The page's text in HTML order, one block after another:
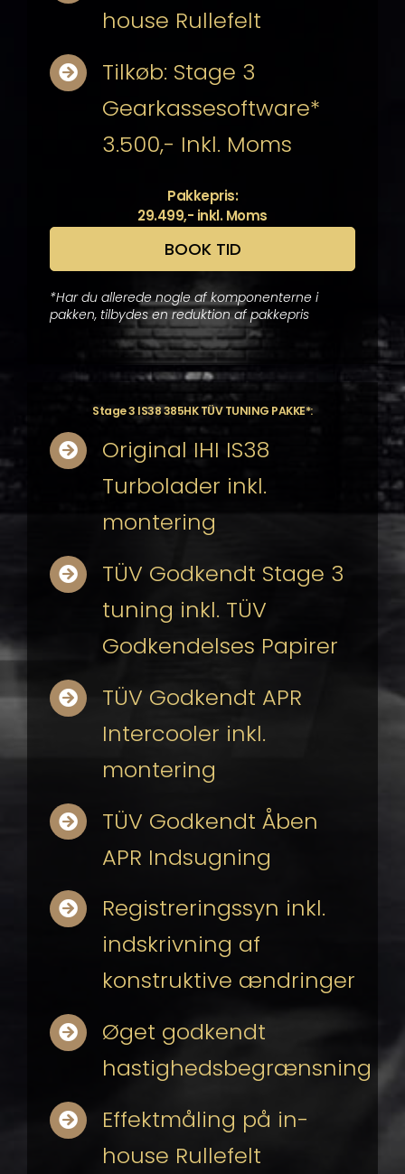
house Rullefelt
Tilkøb: Stage 3
Gearkassesoftware*
3.500,- Inkl. Moms
Pakkepris:
29.499,- inkl. Moms
BOOK TID
*Har du allerede nogle af komponenterne i
pakken, tilbydes en reduktion af pakkepris
Stage 3 IS38 385HK TÜV TUNING PAKKE*:
Original IHI IS38
Turbolader inkl.
montering
TÜV Godkendt Stage 3
tuning inkl. TÜV
Godkendelses Papirer
TÜV Godkendt APR
Intercooler inkl.
montering
TÜV Godkendt Åben
APR Indsugning
Registreringssyn inkl.
indskrivning af
konstruktive ændringer
Øget godkendt
hastighedsbegrænsning
Effektmåling på in-
house Rullefelt